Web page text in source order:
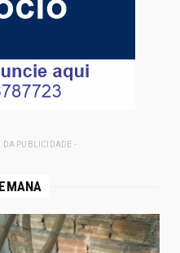
PUBLICIDADE -